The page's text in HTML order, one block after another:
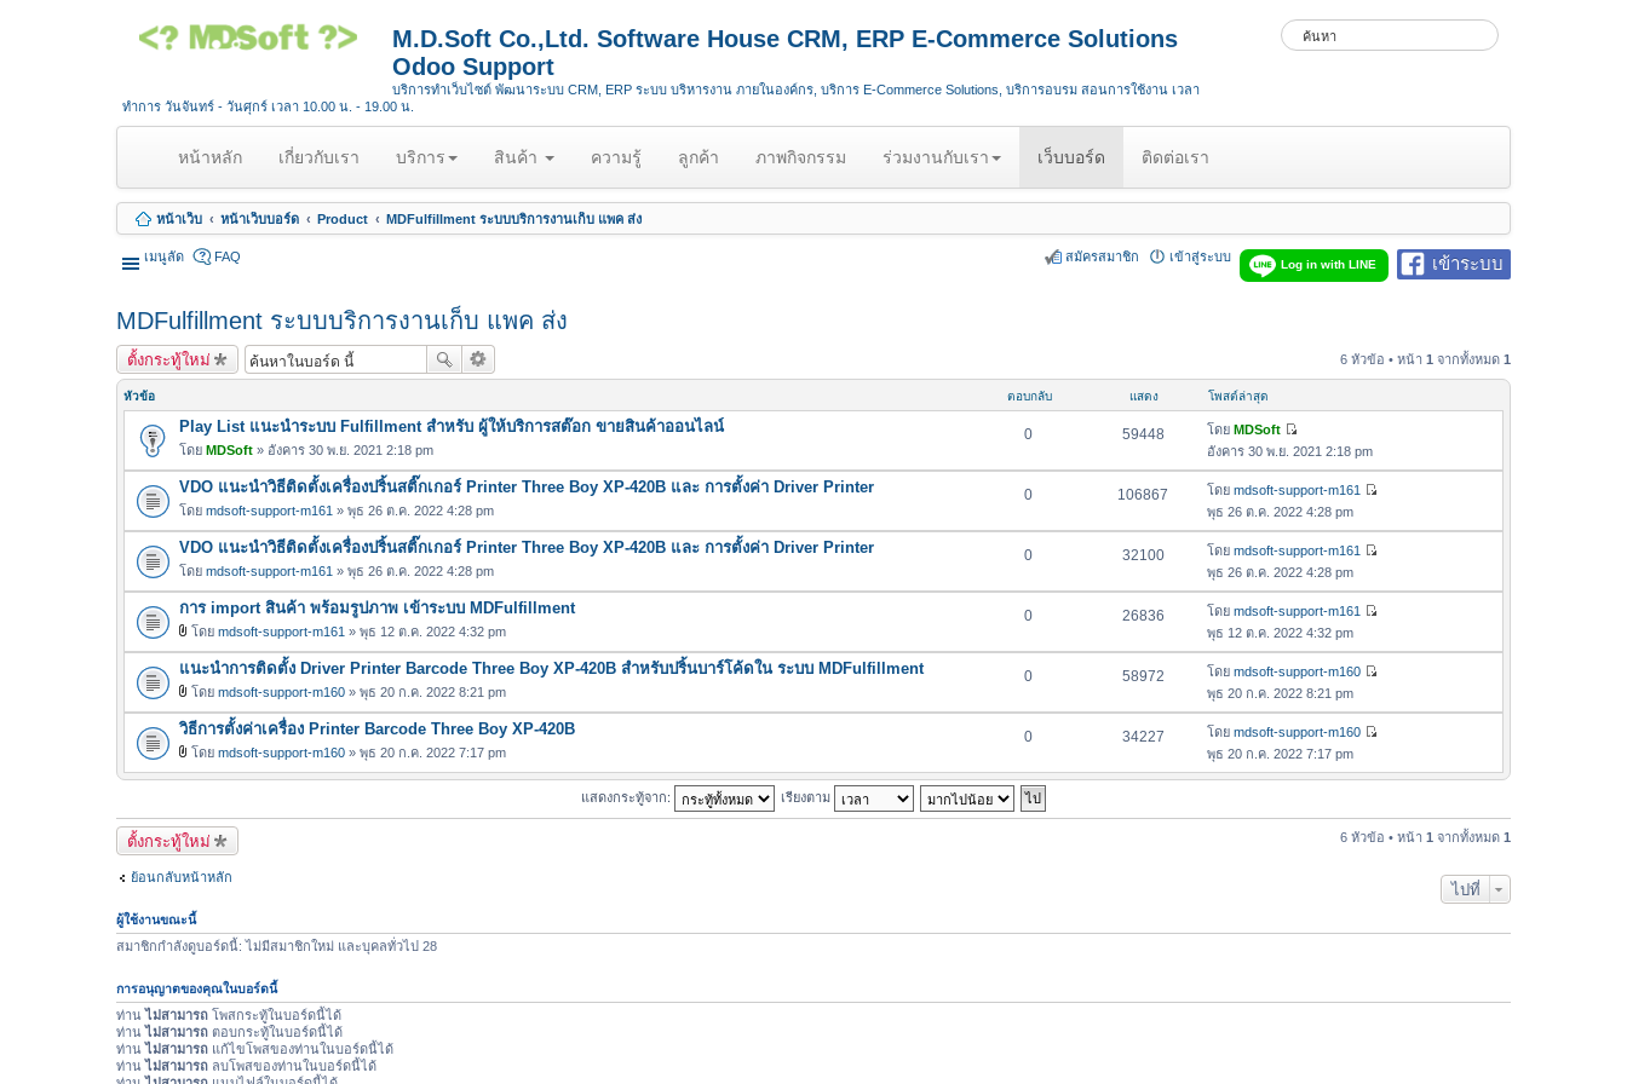
M.D.Soft Co.,Ltd. Software House CRM, ERP E-Commerce Solutions
Odoo Support
บริการทำเว็บไซต์ พัฒนาระบบ CRM, ERP ระบบ บริหารงาน ภายในองค์กร, บริการ E-Commerce Solutions, บริการอบรม สอนการใช้งาน เวลา
ทำการ วันจันทร์ - วันศุกร์ เวลา 10.00 น. - 19.00 น.
หน้าหลัก(
u
r
t
)
เกี่ยวกับเรา บริการ สินค้า ความรู้ ลูกค้า ภาพกิจกรรม ร่วมงานกับเรา เว็บบอร์ด ติดต่อเรา
หน้าเว็บ หน้าเว็บบอร์ด Product MDFulfillment ระบบบริการงานเก็บ แพค ส่ง
เมนูลัด เข้าระบบ
Log in with LINE
FAQ เข้าสู่ระบบ
สมัครสมาชิก
MDFulfillment ระบบบริการงานเก็บ แพค ส่ง
ตั้งกระทู้ใหม่ 6 หัวข้อ • หน้า 1 จากทั้งหมด 1
หัวข้อ ตอบกลับ แสดง โพสต์ล่าสุด
Play List แนะนำระบบ Fulfillment สำหรับ ผู้ให้บริการสต๊อก ขายสินค้าออนไลน์
โดย MDSoft » อังคาร 30 พ.ย. 2021 2:18 pm
0 59448 โดย MDSoft
ดู
ข้
อ
ค
ว
า
ม
ล่
า
สุ
อังคาร 30 พ.ย. 2021 2:18 pm
VDO แนะนำวิธีติดตั้งเครื่องปริ้นสติ๊กเกอร์ Printer Three Boy XP-420B และ การตั้งค่า Driver Printer
โดย mdsoft-support-m161 » พุธ 26 ต.ค. 2022 4:28 pm
0 106867 โดย mdsoft-support-m161
ข้
ว
ล่
พุธ 26 ต.ค. 2022 4:28 pm
VDO แนะนำวิธีติดตั้งเครื่องปริ้นสติ๊กเกอร์ Printer Three Boy XP-420B และ การตั้งค่า Driver Printer
โดย mdsoft-support-m161 » พุธ 26 ต.ค. 2022 4:28 pm
0 32100 โดย mdsoft-support-m161
ข้
ว
ล่
ด
พุธ 26 ต.ค. 2022 4:28 pm
การ import สินค้า พร้อมรูปภาพ เข้าระบบ MDFulfillment
ฟ
ล์
แ
น
บ
โดย mdsoft-support-m161 » พุธ 12 ต.ค. 2022 4:32 pm
0 26836 โดย mdsoft-support-m161
ข้
ว
ล่
สุ
ด
พุธ 12 ต.ค. 2022 4:32 pm
แนะนำการติดตั้ง Driver Printer Barcode Three Boy XP-420B สำหรับปริ้นบาร์โค้ดใน ระบบ MDFulfillment
ฟ
ล์
แ
บ
โดย mdsoft-support-m160 » พุธ 20 ก.ค. 2022 8:21 pm
0 58972 โดย mdsoft-support-m160
ข้
ว
ม
ล่
พุธ 20 ก.ค. 2022 8:21 pm
วิธีการตั้งค่าเครื่อง Printer Barcode Three Boy XP-420B
แ
น
บ
โดย mdsoft-support-m160 » พุธ 20 ก.ค. 2022 7:17 pm
0 34227 โดย mdsoft-support-m160
ข้
ว
พุธ 20 ก.ค. 2022 7:17 pm
แสดงกระทู้จาก: เรียงตาม
ตั้งกระทู้ใหม่ 6 หัวข้อ • หน้า 1 จากทั้งหมด 1
ย้อนกลับหน้าหลัก
ไปที่
ผู้ใช้งานขณะนี้
สมาชิกกำลังดูบอร์ดนี้: ไม่มีสมาชิกใหม่ และบุคลทั่วไป 28
การอนุญาตของคุณในบอร์ดนี้
ท่านไม่สามารถ โพสกระทู้ในบอร์ดนี้ได้
ท่านไม่สามารถ ตอบกระทู้ในบอร์ดนี้ได้
ท่านไม่สามารถ แก้ไขโพสของท่านในบอร์ดนี้ได้
ท่านไม่สามารถ ลบโพสของท่านในบอร์ดนี้ได้